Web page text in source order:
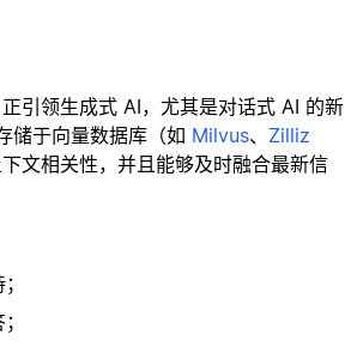
引领生成式 AI，尤其是对话式 AI 的新
储于向量数据库（如 Milvus、 Zilliz
文相关性，并且能够及时融合最新信